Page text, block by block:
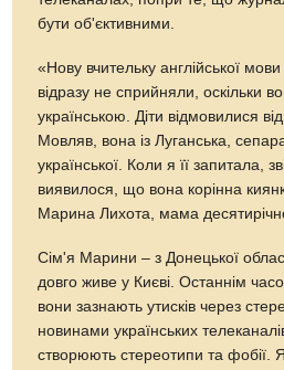
бути об'єктивними.
«Нову вчительку англійської
відразу не сприйняли, оскільки
українською. Діти відмовилися
Мовляв, вона із Луганська,
української. Коли я її запитала,
виявилося, що вона корінна
Марина Лихота, мама
Сім'я Марини – з Донецької
довго живе у Києві. Останнім
вони зазнають утисків через
новинами українських
створюють стереотипи та фобії.